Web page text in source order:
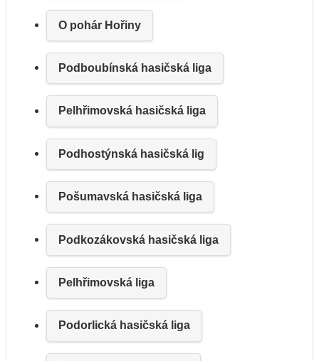
O pohár Hořiny
Podboubínská hasičská liga
Pelhřimovská hasičská liga
Podhostýnská hasičská lig
Pošumavská hasičská liga
Podkozákovská hasičská liga
Pelhřimovská liga
Podorlická hasičská liga